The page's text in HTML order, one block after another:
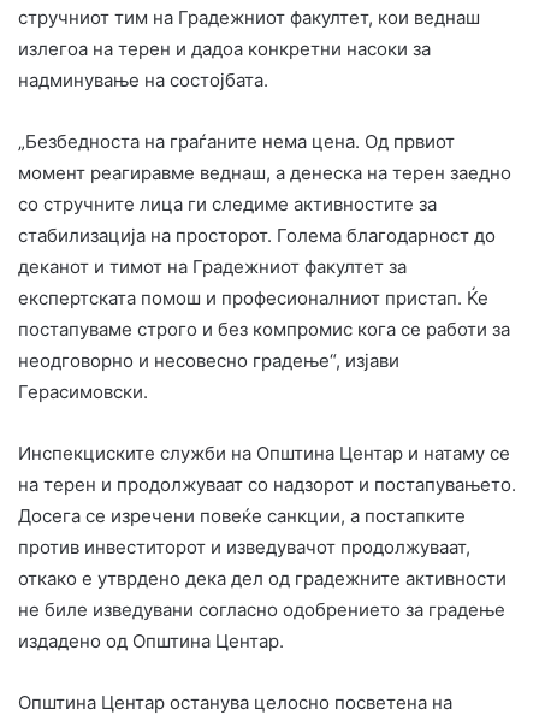
стручниот тим на Градежниот факултет, кои веднаш
излегоа на терен и дадоа конкретни насоки за
надминување на состојбата.
„Безбедноста на граѓаните нема цена. Од првиот
момент реагиравме веднаш, а денеска на терен заедно
со стручните лица ги следиме активностите за
стабилизација на просторот. Голема благодарност до
деканот и тимот на Градежниот факултет за
експертската помош и професионалниот пристап. Ќе
постапуваме строго и без компромис кога се работи за
неодговорно и несовесно градење“, изјави
Герасимовски.
Инспекциските служби на Општина Центар и натаму се
на терен и продолжуваат со надзорот и постапувањето.
Досега се изречени повеќе санкции, а постапките
против инвеститорот и изведувачот продолжуваат,
откако е утврдено дека дел од градежните активности
не биле изведувани согласно одобрението за градење
издадено од Општина Центар.
Општина Центар останува целосно посветена на